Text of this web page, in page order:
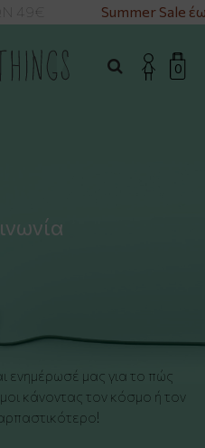
49€ Summer Sale
0
ενημέρωσέ μας για το πώς
κάνοντας τον κόσμο ή τον